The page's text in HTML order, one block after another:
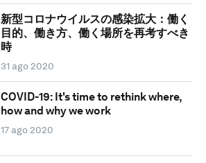
新型コロナウイルスの感染拡大：働く
目的、働き方、働く場所を再考すべき
時
31 ago 2020
COVID-19: It's time to rethink where,
how and why we work
17 ago 2020